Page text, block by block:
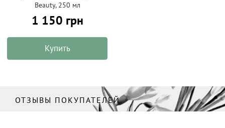
Beauty, 250 мл
1 150 грн
Купить
ОТЗЫВЫ ПОКУПАТЕЛЕЙ